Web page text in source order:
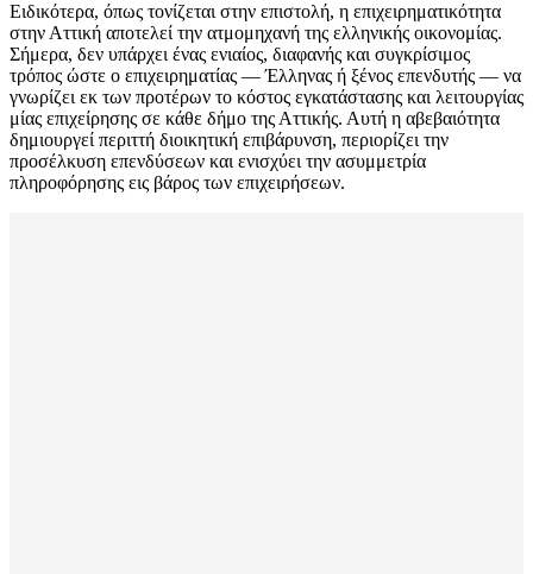
Ειδικότερα, όπως τονίζεται στην επιστολή, η επιχειρηματικότητα
στην Αττική αποτελεί την ατμομηχανή της ελληνικής οικονομίας.
Σήμερα, δεν υπάρχει ένας ενιαίος, διαφανής και συγκρίσιμος
τρόπος ώστε ο επιχειρηματίας — Έλληνας ή ξένος επενδυτής — να
γνωρίζει εκ των προτέρων το κόστος εγκατάστασης και λειτουργίας
μίας επιχείρησης σε κάθε δήμο της Αττικής. Αυτή η αβεβαιότητα
δημιουργεί περιττή διοικητική επιβάρυνση, περιορίζει την
προσέλκυση επενδύσεων και ενισχύει την ασυμμετρία
πληροφόρησης εις βάρος των επιχειρήσεων.